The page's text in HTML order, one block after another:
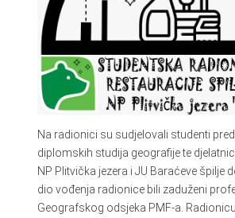
Na radionici su sudjelovali studenti
diplomskih studija geografije te
NP Plitvička jezera i JU Baraćeve špilje
dio vođenja radionice bili zaduženi
Geografskog odsjeka PMF-a.